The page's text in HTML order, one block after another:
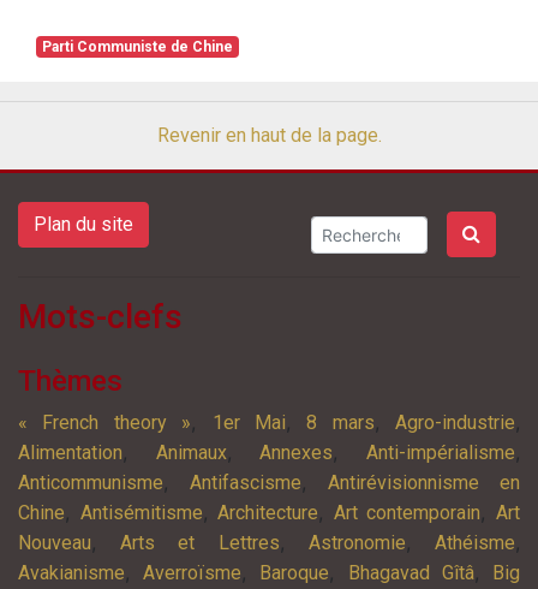
Parti Communiste de Chine
Revenir en haut de la page.
Plan du site
Mots-clefs
Thèmes
« French theory », 1er Mai,8 mars, Agro-industrie,
Alimentation, Animaux,Annexes,Anti-impérialisme,
Anticommunisme, Antifascisme, Antirévisionnisme en
Chine, Antisémitisme,Architecture, Art contemporain,Art
Nouveau,Arts et Lettres, Astronomie,Athéisme,
Avakianisme,Averroïsme, Baroque, Bhagavad Gîtâ,
Big